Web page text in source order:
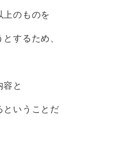
上のものを
するため、
容と
ということだ